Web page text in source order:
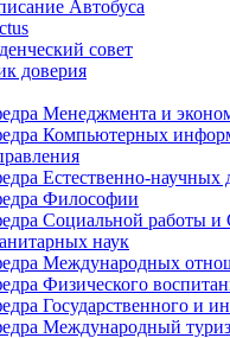
Автобуса
совет
доверия
Менеджмента и
Компьютерных
Естественно-научных
Философии
Социальной работы и
наук
Международных
Физического
Государственного и
Международный